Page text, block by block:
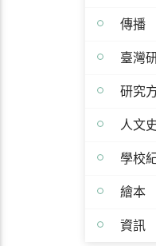
傳播
臺灣
研究
人文
學校
繪本
資訊